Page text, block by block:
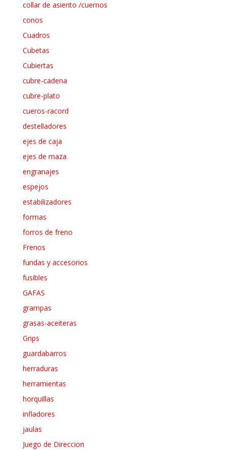
collar de asiento /cuernos
conos
Cuadros
Cubetas
Cubiertas
cubre-cadena
cubre-plato
cueros-racord
destelladores
ejes de caja
ejes de maza
engranajes
espejos
estabilizadores
formas
forros de freno
Frenos
fundas y accesorios
fusibles
GAFAS
grampas
grasas-aceiteras
Grips
guardabarros
herraduras
herramientas
horquillas
infladores
jaulas
Juego de Direccion